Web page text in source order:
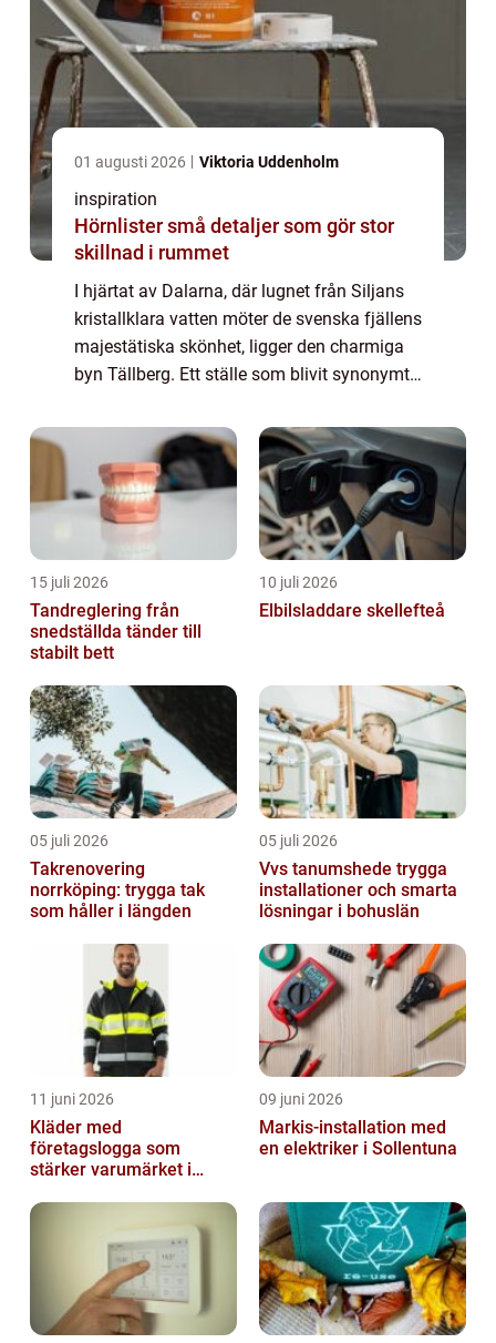
01 augusti 2026 Viktoria Uddenholm
inspiration
Hörnlister små detaljer som gör stor
skillnad i rummet
I hjärtat av Dalarna, där lugnet från Siljans
kristallklara vatten möter de svenska fjällens
majestätiska skönhet, ligger den charmiga
byn Tällberg. Ett ställe som blivit synonymt
15 juli 2026
Tandreglering från
snedställda tänder till
stabilt bett
10 juli 2026
Elbilsladdare skellefteå
05 juli 2026
Takrenovering
norrköping: trygga tak
som håller i längden
05 juli 2026
Vvs tanumshede trygga
installationer och smarta
lösningar i bohuslän
11 juni 2026
Kläder med
företagslogga som
stärker varumärket i
09 juni 2026
Markis-installation med
en elektriker i Sollentuna